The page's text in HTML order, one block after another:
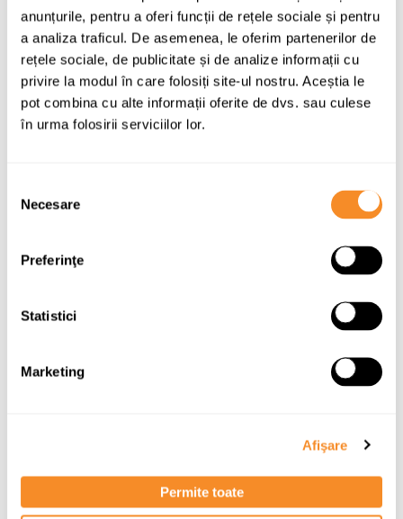
anunțurile, pentru a oferi funcții de rețele sociale și pentru
a analiza traficul. De asemenea, le oferim partenerilor de
rețele sociale, de publicitate și de analize informații cu
privire la modul în care folosiți site-ul nostru. Aceștia le
pot combina cu alte informații oferite de dvs. sau culese
în urma folosirii serviciilor lor.
consimțământului
Necesare
Preferinţe
Statistici
Marketing
Afişare
Permite toate
pentru noi. Suntem aproape de voi
pentru a vă ajuta în găsirea produselor
ideale pentru spațiul vostru. Respectul
nostru se traduce prin atenția la nevoile
voastre, dar și prin produse și servicii
corecte.
Pornim de la premisa că totul este
deschise, ce au ca scop înțelegerea
obiceiurilor de consum și a tendințelor.